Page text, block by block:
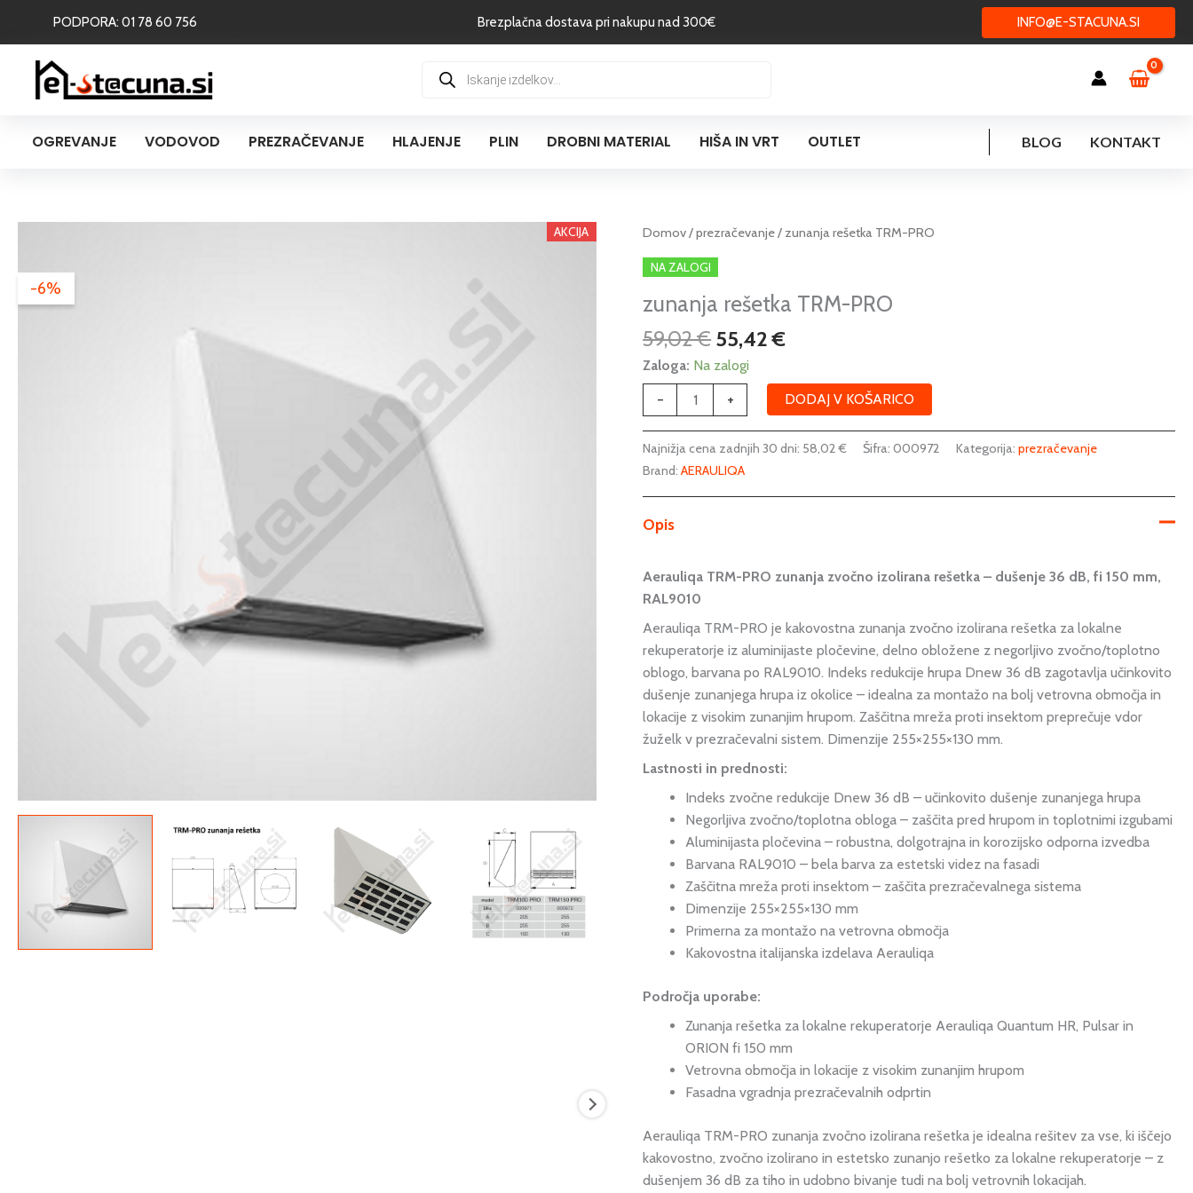
PODPORA: 01 78 60 756 Brezplačna dostava pri nakupu nad 300€ INFO@E-STACUNA.SI
search
OGREVANJE VODOVOD PREZRAČEVANJE HLAJENJE PLIN DROBNI MATERIAL HIŠA IN VRT OUTLET BLOG KONTAKT
-6%
AKCIJA Domov/prezračevanje/ zunanja rešetka TRM-PRO
NA ZALOGI
zunanja rešetka TRM-PRO
59,02€
Izvirna
cena
je
bila:
59,02 €.
55,42€
Trenutna
55,42 €.
Zaloga: Na zalogi
-
zunanja
rešetka
TRM-
PRO
+ DODAJ V KOŠARICO
Najnižja cena zadnjih 30 dni: 58,02€ Šifra:000972 Kategorija:prezračevanje
Brand:AERAULIQA
Opis
Aerauliqa TRM-PRO zunanja zvočno izolirana rešetka – dušenje 36 dB, fi 150 mm,
RAL9010
Aerauliqa TRM-PRO je kakovostna zunanja zvočno izolirana rešetka za lokalne
rekuperatorje iz aluminijaste pločevine, delno obložene z negorljivo zvočno/toplotno
oblogo, barvana po RAL9010. Indeks redukcije hrupa Dnew 36 dB zagotavlja učinkovito
dušenje zunanjega hrupa iz okolice – idealna za montažo na bolj vetrovna območja in
lokacije z visokim zunanjim hrupom. Zaščitna mreža proti insektom preprečuje vdor
žuželk v prezračevalni sistem. Dimenzije 255×255×130 mm.
Lastnosti in prednosti:
Indeks zvočne redukcije Dnew 36 dB – učinkovito dušenje zunanjega hrupa
Negorljiva zvočno/toplotna obloga – zaščita pred hrupom in toplotnimi izgubami
Aluminijasta pločevina – robustna, dolgotrajna in korozijsko odporna izvedba
Barvana RAL9010 – bela barva za estetski videz na fasadi
Zaščitna mreža proti insektom – zaščita prezračevalnega sistema
Dimenzije 255×255×130 mm
Primerna za montažo na vetrovna območja
Kakovostna italijanska izdelava Aerauliqa
Področja uporabe:
Zunanja rešetka za lokalne rekuperatorje Aerauliqa Quantum HR, Pulsar in
ORION fi 150 mm
Vetrovna območja in lokacije z visokim zunanjim hrupom
Fasadna vgradnja prezračevalnih odprtin
Aerauliqa TRM-PRO zunanja zvočno izolirana rešetka je idealna rešitev za vse, ki iščejo
kakovostno, zvočno izolirano in estetsko zunanjo rešetko za lokalne rekuperatorje – z
dušenjem 36 dB za tiho in udobno bivanje tudi na bolj vetrovnih lokacijah.